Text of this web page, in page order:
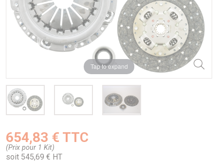
Tap to expand
654,83 € TTC
(Prix pour 1 Kit)
soit 545,69 € HT